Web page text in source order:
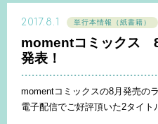
2017.8.1 単行本情報（紙書籍）
momentコミックス
発表！
momentコミックスの8月発売の
電子配信でご好評頂いた2タイト